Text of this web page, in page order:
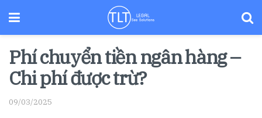
Phí chuyển tiền ngân hàng –
Chi phí được trừ?
09/03/2025